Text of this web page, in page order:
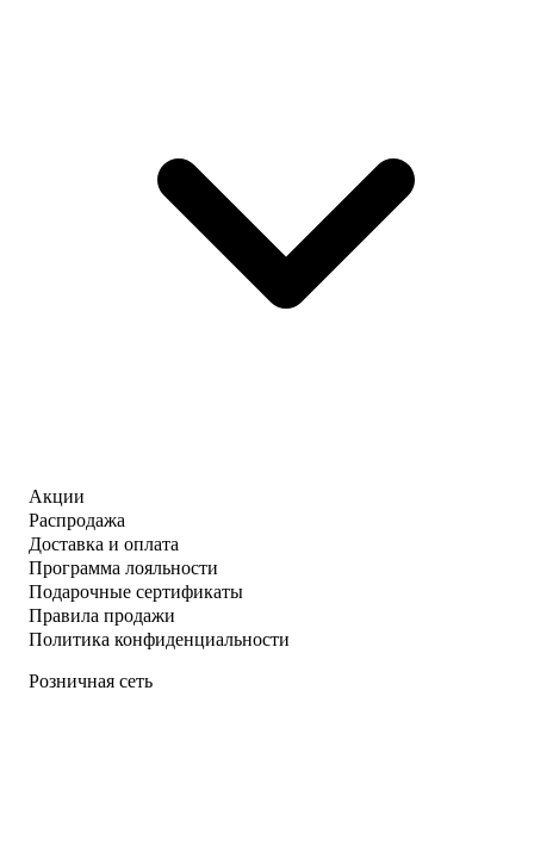
Акции
Распродажа
Доставка и оплата
Программа лояльности
Подарочные сертификаты
Правила продажи
Политика конфиденциальности
Розничная сеть